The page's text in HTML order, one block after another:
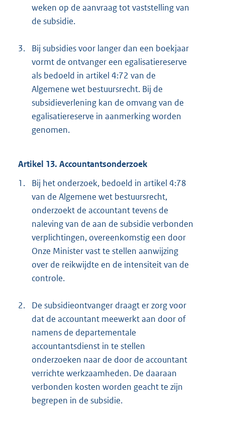
weken op de aanvraag tot vaststelling van
de subsidie.
3.
Bij subsidies voor langer dan een boekjaar
vormt de ontvanger een egalisatiereserve
als bedoeld in artikel 4:72 van de
Algemene wet bestuursrecht. Bij de
subsidieverlening kan de omvang van de
egalisatiereserve in aanmerking worden
genomen.
Artikel 13. Accountantsonderzoek
1.
Bij het onderzoek, bedoeld in artikel 4:78
van de Algemene wet bestuursrecht,
onderzoekt de accountant tevens de
naleving van de aan de subsidie verbonden
verplichtingen, overeenkomstig een door
Onze Minister vast te stellen aanwijzing
over de reikwijdte en de intensiteit van de
controle.
2.
De subsidieontvanger draagt er zorg voor
dat de accountant meewerkt aan door of
namens de departementale
accountantsdienst in te stellen
onderzoeken naar de door de accountant
verrichte werkzaamheden. De daaraan
verbonden kosten worden geacht te zijn
begrepen in de subsidie.